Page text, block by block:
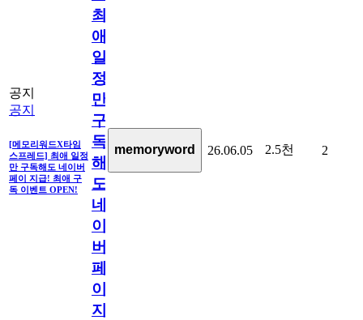
공지
공지
[메모리워드X타임
스프레드] 최애 일정
만 구독해도 네이버
페이 지급! 최애 구
독 이벤트 OPEN!
최
애
일
정
만
구
독
해
도
네
이
버
페
이
지
memoryword 26.06.05 2.5천 2